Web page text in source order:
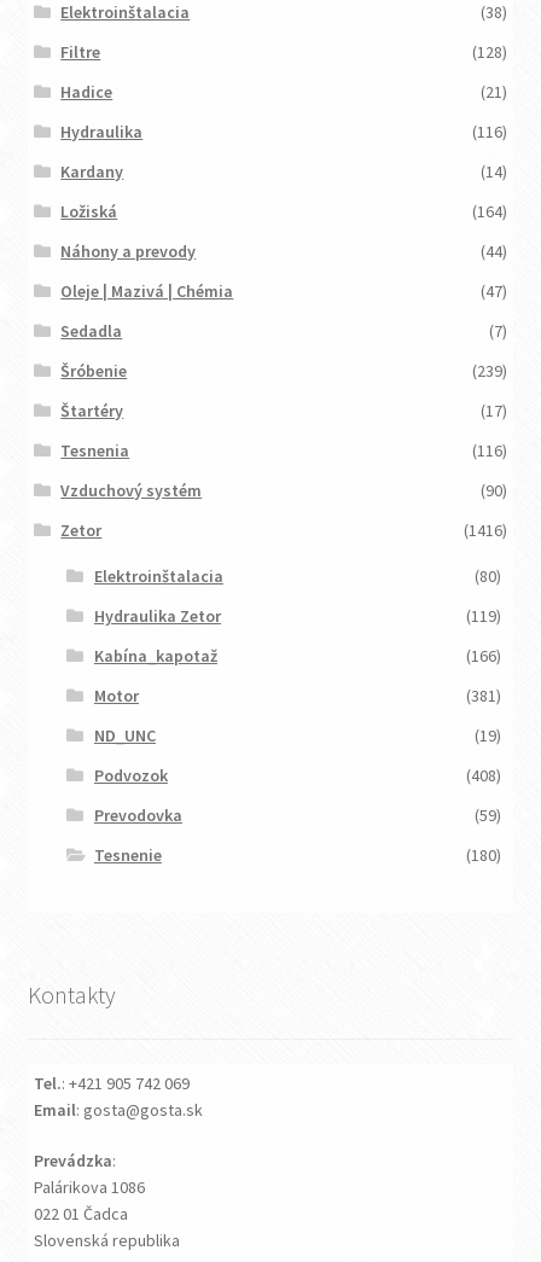
Elektroinštalacia
(38)
Filtre
(128)
Hadice
(21)
Hydraulika
(116)
Kardany
(14)
Ložiská
(164)
Náhony a prevody
(44)
Oleje | Mazivá | Chémia
(47)
Sedadla
(7)
Šróbenie
(239)
Štartéry
(17)
Tesnenia
(116)
Vzduchový systém
(90)
Zetor
(1416)
Elektroinštalacia
(80)
Hydraulika Zetor
(119)
Kabína_kapotaž
(166)
Motor
(381)
ND_UNC
(19)
Podvozok
(408)
Prevodovka
(59)
Tesnenie
(180)
Kontakty
Tel.: +421 905 742 069
Email: gosta@gosta.sk
Prevádzka:
Palárikova 1086
022 01 Čadca
Slovenská republika